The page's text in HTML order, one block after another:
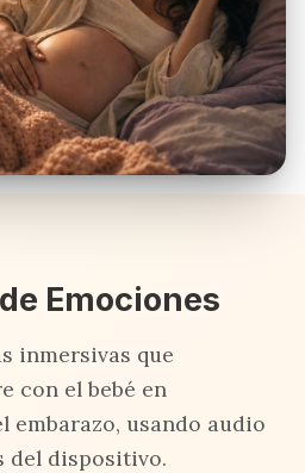
Emociones
inmersivas que
con el bebé en
embarazo, usando audio
del dispositivo.